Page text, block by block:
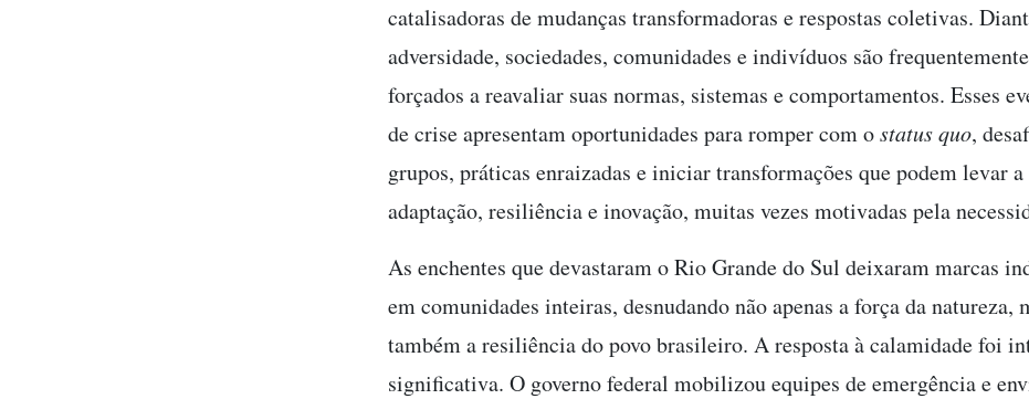
catalisadoras de mudanças transformadoras e respostas coletivas.
adversidade, sociedades, comunidades e indivíduos são frequentemente
forçados a reavaliar suas normas, sistemas e comportamentos. Esses
de crise apresentam oportunidades para romper com ostatus quo,
grupos, práticas enraizadas e iniciar transformações que podem levar
adaptação, resiliência e inovação, muitas vezes motivadas pela
As enchentes que devastaram o Rio Grande do Sul deixaram marcas
em comunidades inteiras, desnudando não apenas a força da natureza,
também a resiliência do povo brasileiro. A resposta à calamidade foi
significativa. O governo federal mobilizou equipes de emergência e